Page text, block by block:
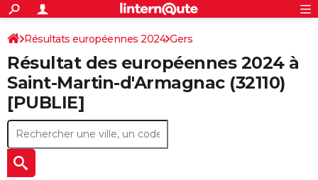
ACTUALITÉS
Politique
Société
Faits Divers
Education
Monde
Villes
+
SPORT
Coupe du monde 2026
Football
Tennis
Cyclisme
Rugby
Forum
CULTURE
Programme TV
TNT
Streaming
Cinéma
Sorties cinéma
Musique
+FINANCE
Retraite
Impôts
Epargne
Immobilier
Risques naturels par ville
Banque
Assurance
CréditAUTO
Essais
Réserver un essai
Citadines
Berlines
SUV
Forum auto
+HIGH-TECH
S'inscrire
Connexion
Résultats européennes 2024 Gers
Résultat des européennes 2024 à
Saint-Martin-d'Armagnac (32110)
[PUBLIE]